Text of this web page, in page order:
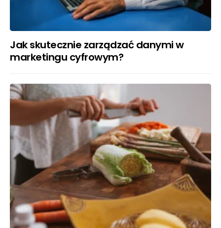
Jak skutecznie zarządzać danymi w
marketingu cyfrowym?